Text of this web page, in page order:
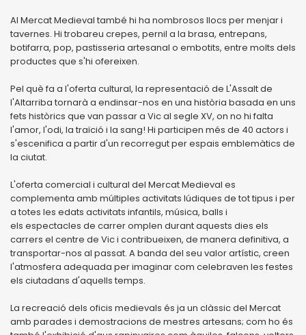
Al Mercat Medieval també hi ha nombrosos llocs per menjar i
tavernes. Hi trobareu crepes, pernil a la brasa, entrepans,
botifarra, pop, pastisseria artesanal o embotits, entre molts dels
productes que s'hi ofereixen.
Pel què fa a l'oferta cultural, la representació de L'Assalt de
l'Altarriba tornarà a endinsar-nos en una història basada en uns
fets històrics que van passar a Vic al segle XV, on no hi falta
l'amor, l'odi, la traïció i la sang! Hi participen més de 40 actors i
s'escenifica a partir d'un recorregut per espais emblemàtics de
la ciutat.
L'oferta comercial i cultural del Mercat Medieval es
complementa amb múltiples activitats lúdiques de tot tipus i per
a totes les edats activitats infantils, música, balls i
els espectacles de carrer omplen durant aquests dies els
carrers el centre de Vic i contribueixen, de manera definitiva, a
transportar-nos al passat. A banda del seu valor artístic, creen
l'atmosfera adequada per imaginar com celebraven les festes
els ciutadans d'aquells temps.
La recreació dels oficis medievals és ja un clàssic del Mercat
amb parades i demostracions de mestres artesans; com ho és